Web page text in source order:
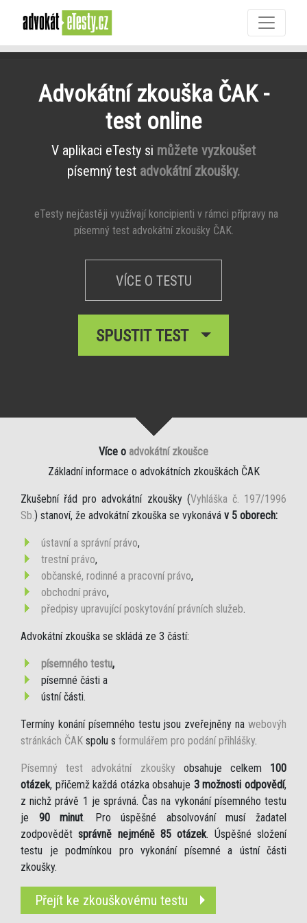
Advokátní zkouška ČAK -
test online
V aplikaci eTesty si můžete vyzkoušet
písemný test advokátní zkoušky.
eTesty nejčastěji využívají koncipienti v rámci přípravy na
písemný test advokátní zkoušky ČAK.
VÍCE O TESTU
SPUSTIT TEST
Více o advokátní zkoušce
Základní informace o advokátních zkouškách ČAK
Zkušební řád pro advokátní zkoušky (Vyhláška č. 197/1996
Sb.) stanoví, že advokátní zkouška se vykonává v 5 oborech:
ústavní a správní právo,
trestní právo,
občanské, rodinné a pracovní právo,
obchodní právo,
předpisy upravující poskytování právních služeb.
Advokátní zkouška se skládá ze 3 částí:
písemného testu,
písemné části a
ústní části.
Termíny konání písemného testu jsou zveřejněny na webovýh
stránkách ČAK spolu s formulářem pro podání přihlášky.
Písemný test advokátní zkoušky obsahuje celkem 100
otázek, přičemž každá otázka obsahuje 3 možnosti odpovědí,
z nichž právě 1 je správná. Čas na vykonání písemného testu
je 90 minut. Pro úspěšné absolvování musí žadatel
zodpovědětsprávně nejméně 85 otázek. Úspěšné složení
testu je podmínkou pro vykonání písemné a ústní části
zkoušky.
Přejít ke zkouškovému testu